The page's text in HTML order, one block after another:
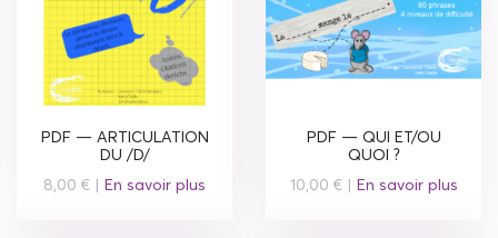
PDF — ARTICULATION
DU /D/
8,00 € | En savoir plus
PDF — QUI ET/OU
QUOI ?
10,00 € | En savoir plus